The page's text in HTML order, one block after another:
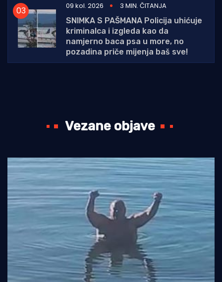
09 kol. 2026
3 MIN. ČITANJA
SNIMKA S PAŠMANA Policija uhićuje
kriminalca i izgleda kao da
namjerno baca psa u more, no
pozadina priče mijenja baš sve!
Vezane objave